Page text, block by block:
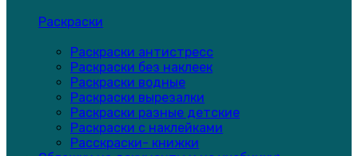
Раскраски
Раскраски антистресс
Раскраски без наклеек
Раскраски водные
Раскраски вырезалки
Раскраски разные детские
Раскраски с наклейками
Расскраски- книжки